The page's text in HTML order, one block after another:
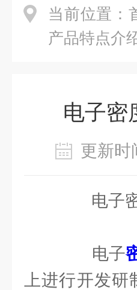
当前位置：
产品特点介
电子密
更新
电子密
电子
上进行开发